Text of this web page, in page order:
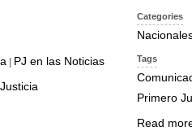
PJ en las Noticias
Categories
Tags
Primero
Read